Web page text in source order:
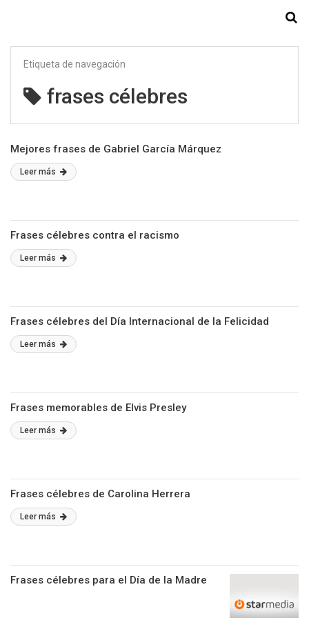
Etiqueta de navegación
frases célebres
Mejores frases de Gabriel García Márquez
Leer más
Frases célebres contra el racismo
Leer más
Frases célebres del Día Internacional de la Felicidad
Leer más
Frases memorables de Elvis Presley
Leer más
Frases célebres de Carolina Herrera
Leer más
Frases célebres para el Día de la Madre